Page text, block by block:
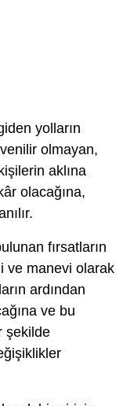
yolların
olmayan,
aklına
olacağına,
fırsatların
ve manevi olarak
ardından
ve bu
şekilde